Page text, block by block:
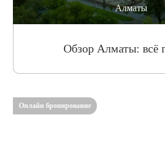
Алматы
Обзор Алматы: всё
Онлайн бронирование